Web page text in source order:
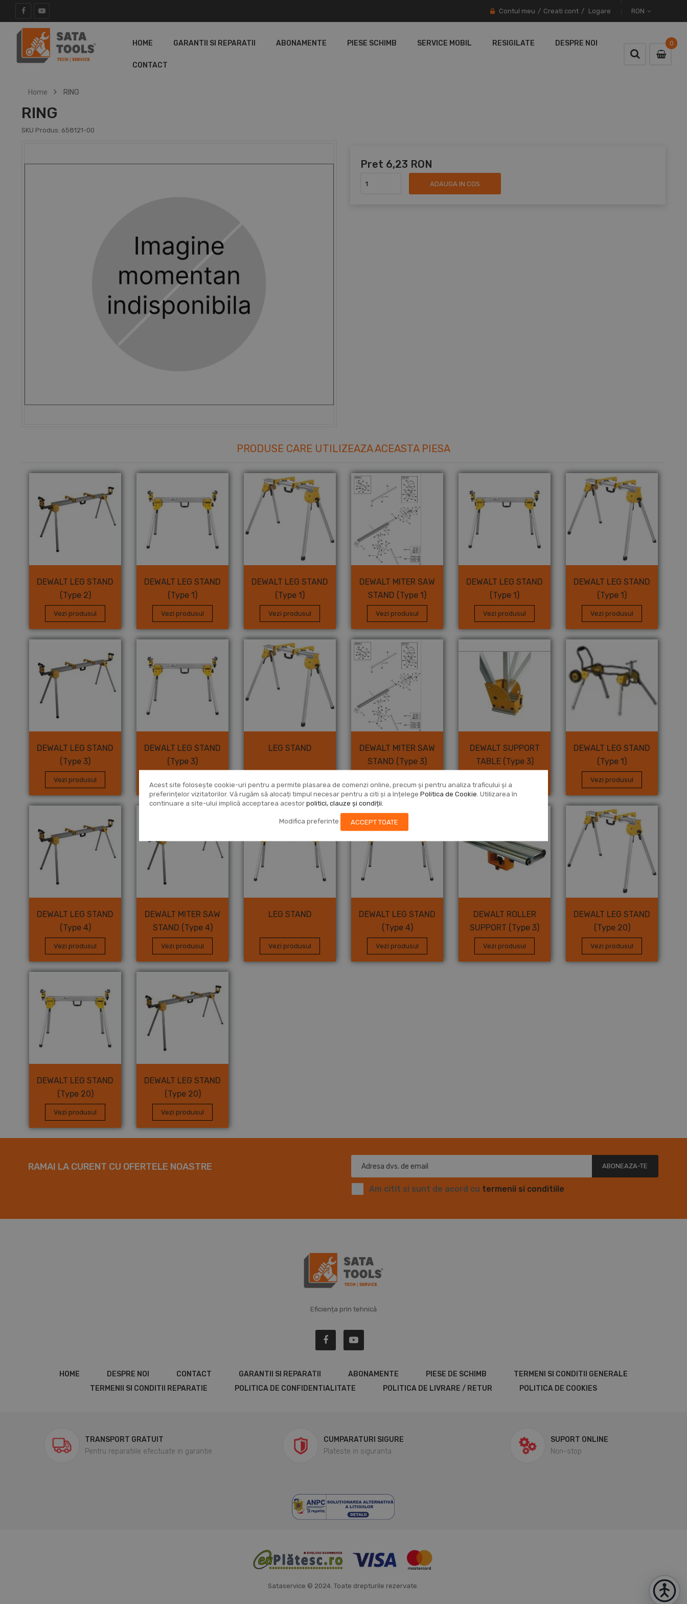
Acest site folosește cookie-uri pentru a permite plasarea de comenzi online, precum și pentru analiza traficului și a
preferințelor vizitatorilor. Vă rugăm să alocați timpul necesar pentru a citi și a înțelege Politica de Cookie . Utilizarea în
continuare a site-ului implică acceptarea acestor politici, clauze și condiții.
Modifica preferinte ACCEPT TOATE
RON
Contul meu Creati cont Logare
HOME GARANTII SI REPARATII ABONAMENTE PIESE SCHIMB SERVICE MOBIL RESIGILATE DESPRE NOI
CONTACT
0
0
Home RING
RING
SKU Produs: 658121-00
Pret 6,23 RON
ADAUGA IN COS
PRODUSE CARE UTILIZEAZA ACEASTA PIESA
DEWALT LEG STAND
(Type 2)
Vezi produsul
DEWALT LEG STAND
(Type 1)
Vezi produsul
DEWALT LEG STAND
(Type 1)
Vezi produsul
DEWALT MITER SAW
STAND (Type 1)
Vezi produsul
DEWALT LEG STAND
(Type 1)
Vezi produsul
DEWALT LEG STAND
(Type 1)
Vezi produsul
DEWALT LEG STAND
(Type 3)
Vezi produsul
DEWALT LEG STAND
(Type 3)
LEG STAND
DEWALT MITER SAW
STAND (Type 3)
DEWALT SUPPORT
TABLE (Type 3)
DEWALT LEG STAND
(Type 1)
Vezi produsul
DEWALT LEG STAND
(Type 4)
Vezi produsul
DEWALT MITER SAW
STAND (Type 4)
Vezi produsul
LEG STAND
Vezi produsul
DEWALT LEG STAND
(Type 4)
Vezi produsul
DEWALT ROLLER
SUPPORT (Type 3)
Vezi produsul
DEWALT LEG STAND
(Type 20)
Vezi produsul
DEWALT LEG STAND
(Type 20)
Vezi produsul
DEWALT LEG STAND
(Type 20)
Vezi produsul
RAMAI LA CURENT CU OFERTELE NOASTRE ABONEAZA-TE
Am citit si sunt de acord cu termenii si conditiile
Eficiența prin tehnică
HOME DESPRE NOI CONTACT GARANTII SI REPARATII ABONAMENTE PIESE DE SCHIMB
TERMENI SI CONDITII GENERALE
TERMENII SI CONDITII REPARATIE
POLITICA DE CONFIDENTIALITATE POLITICA DE LIVRARE / RETUR POLITICA DE COOKIES
TRANSPORT GRATUIT
Pentru reparatiile efectuate in garantie
CUMPARATURI SIGURE
Plateste in siguranta
SUPORT ONLINE
Non-stop
Sataservice © 2024. Toate drepturile rezervate.